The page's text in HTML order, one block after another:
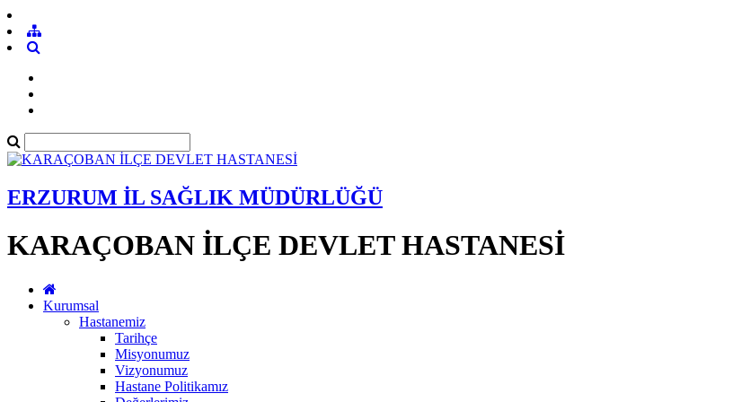
ERZURUM İL SAĞLIK MÜDÜRLÜĞÜ
KARAÇOBAN İLÇE DEVLET HASTANESİ
Kurumsal
Hastanemiz
Tarihçe
Misyonumuz
Vizyonumuz
Hastane Politikamız